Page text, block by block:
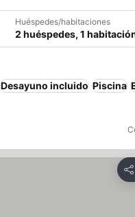
Huéspedes/habitaciones
2 huéspedes, 1
Desayuno incluido Piscina